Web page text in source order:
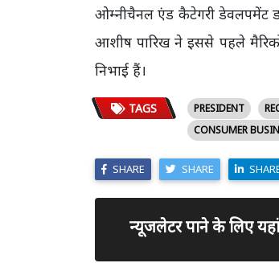
ओम्नीचैनल एंड कैटेगरी डेवलपमेंट
आशीष पारिख ने इससे पहले
निभाई हैं।
TAGS PRESIDENT
CONSUMER
SHARE SHARE
न्यूजलेटर पाने के लिए